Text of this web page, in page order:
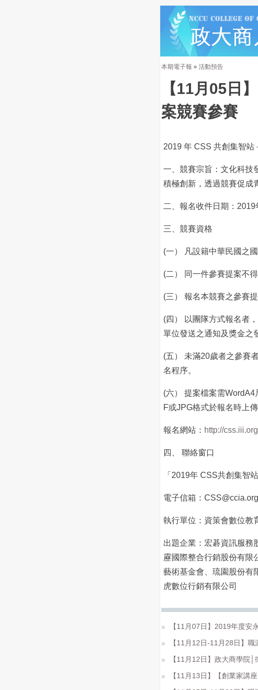
本期電子報 » 活動預告
【11月05日
案競賽參賽
2019 年 CSS 共創集智站
一、競賽宗旨：文化科技
積極創新，透過競賽促成
二、報名收件日期：
三、競賽資格
(一） 凡設籍中華民國之
(二） 同一件參賽提案不
(三） 報名本競賽之參賽
(四） 以團隊方式報名者
單位發送之通知及獎金之
(五） 未滿20歲者之參賽
名程序。
(六） 提案檔案需
F或JPG格式於報名時上傳
報名網站： http://
四、 聯絡窗口
「2019年 CSS共創集智
電子信箱：
執行單位：資策會數位教
出題企業：宏碁資訊服務
靂國際整合行銷股份有限
藝術基金會、琉園股份有
虎數位行銷有限公司
【11月07日】2019年度安
【11月12日-11月28日】職
【11月12日】政大商學院
【11月13日】【創業家講